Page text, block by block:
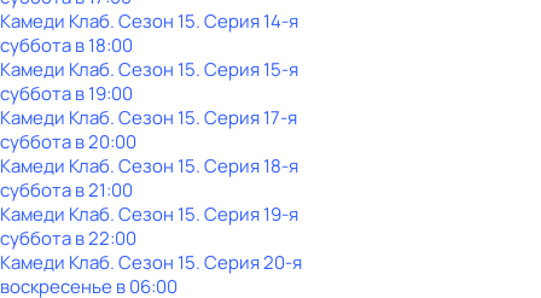
Камеди Клаб. Сезон 15. Серия 14-я
субботав18:00
Камеди Клаб. Сезон 15. Серия 15-я
субботав19:00
Камеди Клаб. Сезон 15. Серия 17-я
субботав20:00
Камеди Клаб. Сезон 15. Серия 18-я
субботав21:00
Камеди Клаб. Сезон 15. Серия 19-я
субботав22:00
Камеди Клаб. Сезон 15. Серия 20-я
воскресенье в06:00